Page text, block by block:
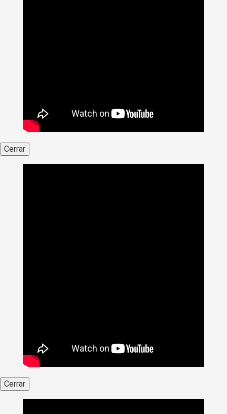
Cerrar
Cerrar